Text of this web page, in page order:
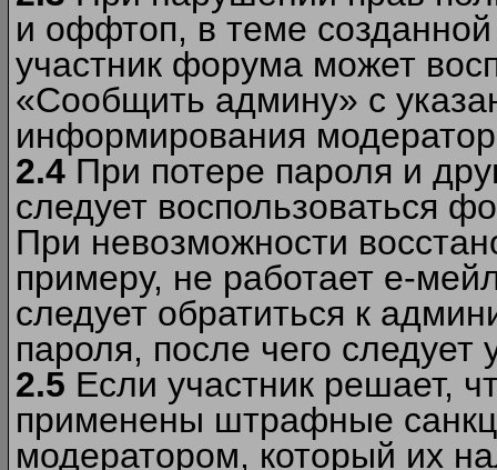
и оффтоп, в теме
участник форума может
«Сообщить админу» с
информирования
2.4 При потере пароля и
следует воспользоваться
При невозможности
примеру, не работает е-
следует обратиться к
пароля, после чего следует
2.5 Если участник решает,
применены штрафные
модератором, который их